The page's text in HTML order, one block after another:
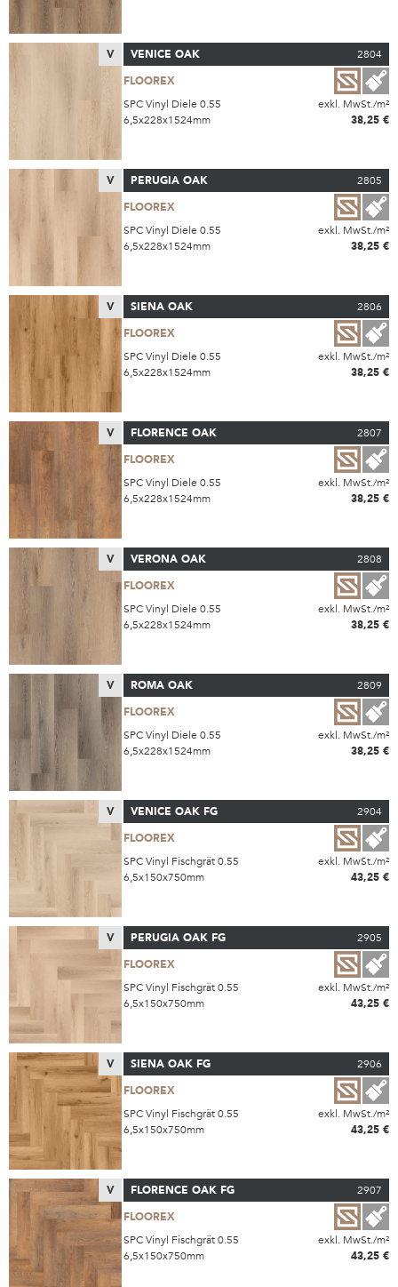
V VENICE OAK
2804
FLOOREX
SPC Vinyl Diele 0.55
exkl. MwSt./m²
6,5x228x1524mm
38,25 €
V PERUGIA OAK
2805
FLOOREX
SPC Vinyl Diele 0.55
exkl. MwSt./m²
6,5x228x1524mm
38,25 €
V SIENA OAK
2806
FLOOREX
SPC Vinyl Diele 0.55
exkl. MwSt./m²
6,5x228x1524mm
38,25 €
V FLORENCE OAK
2807
FLOOREX
SPC Vinyl Diele 0.55
exkl. MwSt./m²
6,5x228x1524mm
38,25 €
V VERONA OAK
2808
FLOOREX
SPC Vinyl Diele 0.55
exkl. MwSt./m²
6,5x228x1524mm
38,25 €
V ROMA OAK
2809
FLOOREX
SPC Vinyl Diele 0.55
exkl. MwSt./m²
6,5x228x1524mm
38,25 €
V VENICE OAK FG
2904
FLOOREX
SPC Vinyl Fischgrät 0.55
exkl. MwSt./m²
6,5x150x750mm
43,25 €
V PERUGIA OAK FG
2905
FLOOREX
SPC Vinyl Fischgrät 0.55
exkl. MwSt./m²
6,5x150x750mm
43,25 €
V SIENA OAK FG
2906
FLOOREX
SPC Vinyl Fischgrät 0.55
exkl. MwSt./m²
6,5x150x750mm
43,25 €
V FLORENCE OAK FG
2907
FLOOREX
SPC Vinyl Fischgrät 0.55
exkl. MwSt./m²
6,5x150x750mm
43,25 €